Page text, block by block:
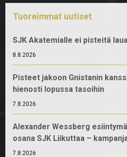
Tuoreimmat uutiset
SJK Akatemialle ei pisteitä
8.8.2026
Pisteet jakoon Gnistanin
hienosti lopussa tasoihin
7.8.2026
Alexander Wessberg
osana SJK Liikuttaa –
7.8.2026